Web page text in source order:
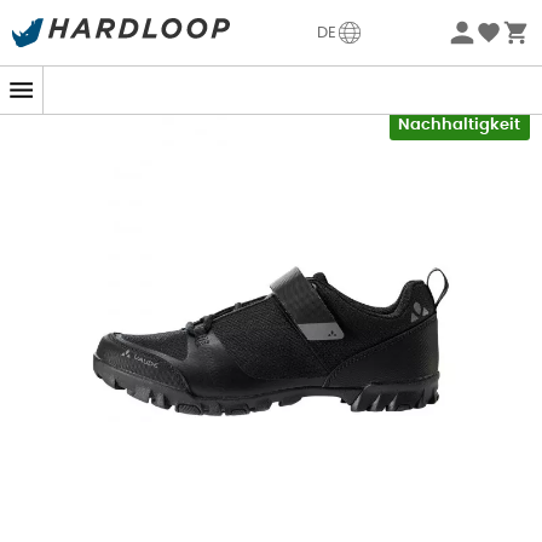
DE
Sommerangebote🔥 -5% EXTRA ab 2 Produkten* Code
Nachhaltigkeit